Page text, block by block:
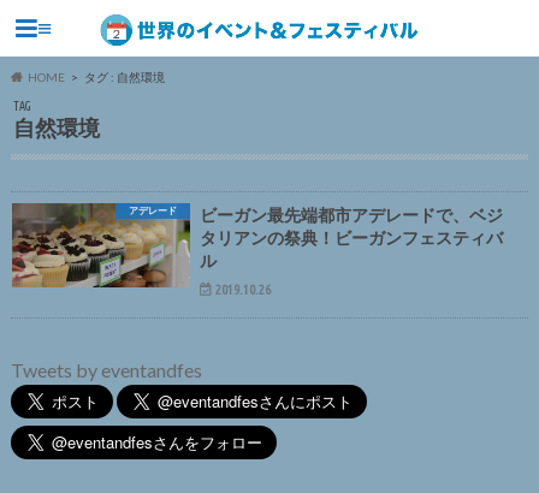
≡
HOME タグ : 自然環境
TAG
自然環境
アデレード
ビーガン最先端都市アデレードで、ベジ
タリアンの祭典！ビーガンフェスティバ
ル
2019.10.26
Tweets by eventandfes